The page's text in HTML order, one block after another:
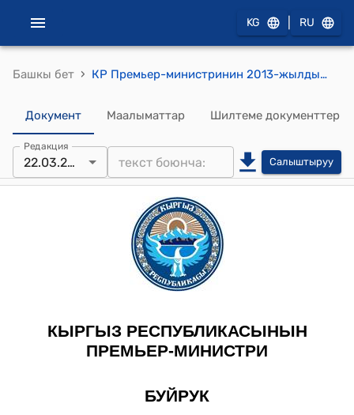
KG RU
Башкы бет › КР Премьер-министринин 2013-жылдын 22-мартындагы № 99 "С.А.Кучуков жөнүндө" буйругу
Документ Маалыматтар Шилтеме документтер
Редакция
22.03.2013 Салыштыруу